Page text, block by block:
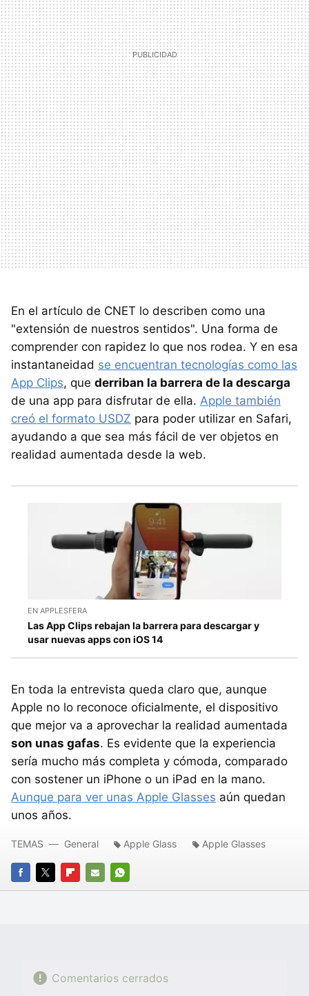
En el artículo de CNET lo describen como una
"extensión de nuestros sentidos". Una forma de
comprender con rapidez lo que nos rodea. Y en esa
instantaneidad se encuentran tecnologías como las
App Clips, que derriban la barrera de la descarga
de una app para disfrutar de ella. Apple también
creó el formato USDZ para poder utilizar en Safari,
ayudando a que sea más fácil de ver objetos en
realidad aumentada desde la web.
EN APPLESFERA
Las App Clips rebajan la barrera para descargar y
usar nuevas apps con iOS 14
En toda la entrevista queda claro que, aunque
Apple no lo reconoce oficialmente, el dispositivo
que mejor va a aprovechar la realidad aumentada
son unas gafas. Es evidente que la experiencia
sería mucho más completa y cómoda, comparado
con sostener un iPhone o un iPad en la mano.
Aunque para ver unas Apple Glasses aún quedan
unos años.
FACEBOOK
TWITTERFLIPBOARD
E-
WHATSAPP
TEMAS General Apple Glass Apple Glasses
Comentarios cerrados